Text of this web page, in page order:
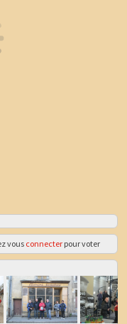
vousconnecterpour voter